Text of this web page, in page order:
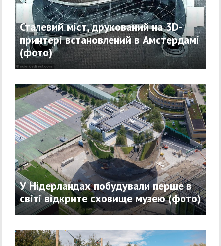
Сталевий міст, друкований на 3D-
принтері встановлений в Амстердамі
(фото)
У Нідерландах побудували перше в
світі відкрите сховище музею (фото)